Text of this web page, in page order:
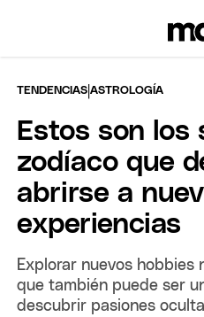
TENDENCIAS |ASTROLOGÍA
Estos son los
zodíaco que
abrirse a
experiencias
Explorar nuevos hobbies
que también puede ser
descubrir pasiones